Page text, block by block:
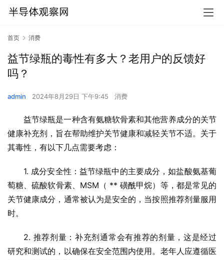
首页 消费
益节绿瓶的毒性有多大？老用户的反馈好
吗？
admin 2024年8月29日 下午9:45 消费
益节绿瓶是一种含有氨糖软骨素和其他营养成分的关节
健康补充剂，旨在帮助维护关节健康和减轻关节不适。关于
其毒性，有以下几点需要考虑：
1. 成分安全性：益节绿瓶中的主要成分，如盐酸氨基葡
萄糖、硫酸软骨素、MSM（ ** 磺酰甲烷）等，都是常见的
关节健康成分，通常被认为是安全的，当按照推荐剂量服用
时。
2. 推荐剂量：补充剂通常会有推荐的剂量，这是经过
研究和测试的，以确保在安全范围内使用。老年人应遵循医